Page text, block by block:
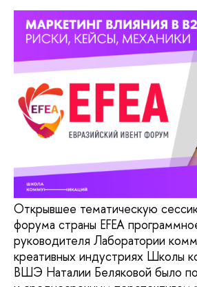
Открывшее тематическую
форума страны EFEA
руководителя Лаборатории
креативных индустриях Школы
ВШЭ Наталии Беляковой было